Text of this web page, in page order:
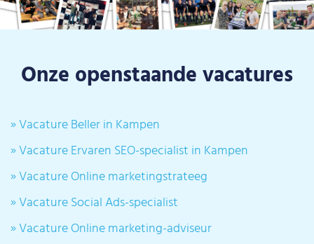
Onze openstaande vacatures
» Vacature Beller in Kampen
» Vacature Ervaren SEO-specialist in Kampen
» Vacature Online marketingstrateeg
» Vacature Social Ads-specialist
» Vacature Online marketing-adviseur